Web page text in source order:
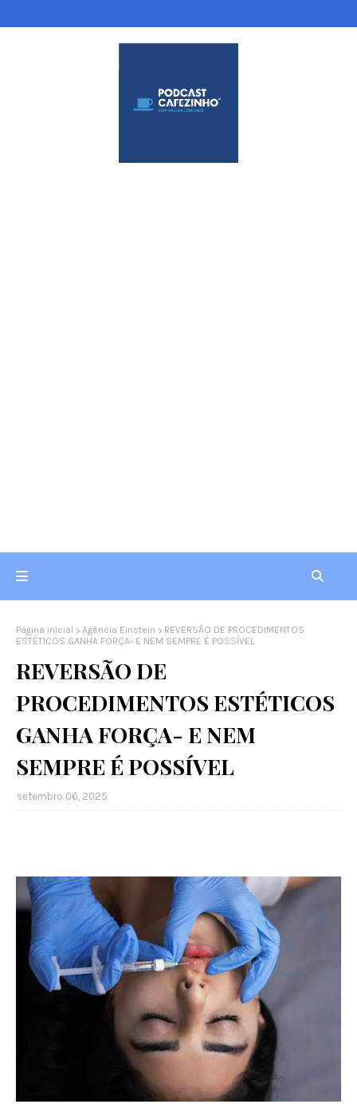
Página inicial Agência Einstein
REVERSÃO DE PROCEDIMENTOS
ESTÉTICOS GANHA FORÇA- E NEM SEMPRE É POSSÍVEL
REVERSÃO DE
PROCEDIMENTOS ESTÉTICOS
GANHA FORÇA- E NEM
SEMPRE É POSSÍVEL
setembro 06, 2025